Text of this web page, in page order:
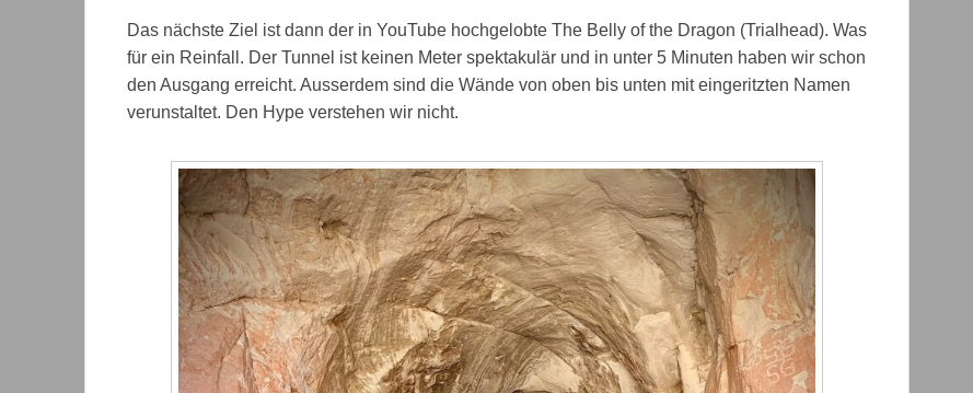
Das nächste Ziel ist dann der in YouTube hochgelobte The Belly of the Dragon (Trialhead). Was
für ein Reinfall. Der Tunnel ist keinen Meter spektakulär und in unter 5 Minuten haben wir schon
den Ausgang erreicht. Ausserdem sind die Wände von oben bis unten mit eingeritzten Namen
verunstaltet. Den Hype verstehen wir nicht.